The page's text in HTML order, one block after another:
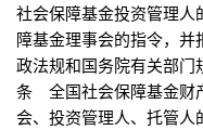
社会保障基金投资管理
障基金理事会的指令，
政法规和国务院有关部
条 全国社会保障基金财
会、投资管理人、托管人